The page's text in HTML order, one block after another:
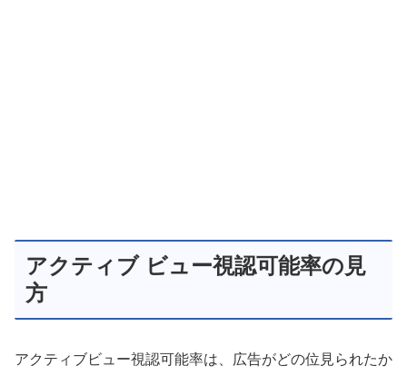
アクティブ ビュー視認可能率の見
方
アクティブビュー視認可能率は、広告がどの位見られたか